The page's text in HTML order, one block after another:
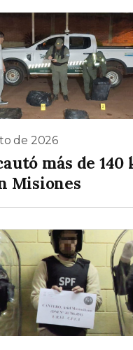
de 2026
más de 140
Misiones